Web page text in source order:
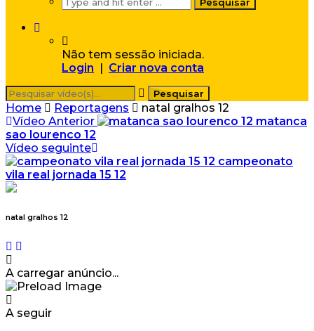
Não tem sessão iniciada.
Login
Criar nova conta
Home Reportagens
natal gralhos 12
Vídeo Anterior
matanca
sao lourenco 12
Vídeo seguinte
campeonato
vila real jornada 15 12
natal gralhos 12
A carregar anúncio...
A seguir